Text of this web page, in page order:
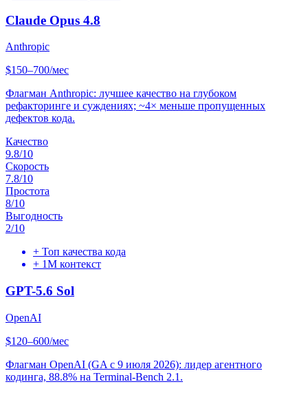
Claude Opus 4.8
Anthropic
$150–700/мес
Флагман Anthropic: лучшее качество на глубоком
рефакторинге и суждениях; ~4× меньше пропущенных
дефектов кода.
Качество
9.8/10
Скорость
7.8/10
Простота
8/10
Выгодность
2/10
+ Топ качества кода
+ 1M контекст
GPT-5.6 Sol
OpenAI
$120–600/мес
Флагман OpenAI (GA с 9 июля 2026): лидер агентного
кодинга, 88.8% на Terminal-Bench 2.1.